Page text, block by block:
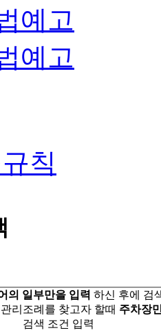
예고
예고
칙
의 일부만을 입력 하신 후에 검
리조례를 찾고자 할때 주차장
검색 조건 입력